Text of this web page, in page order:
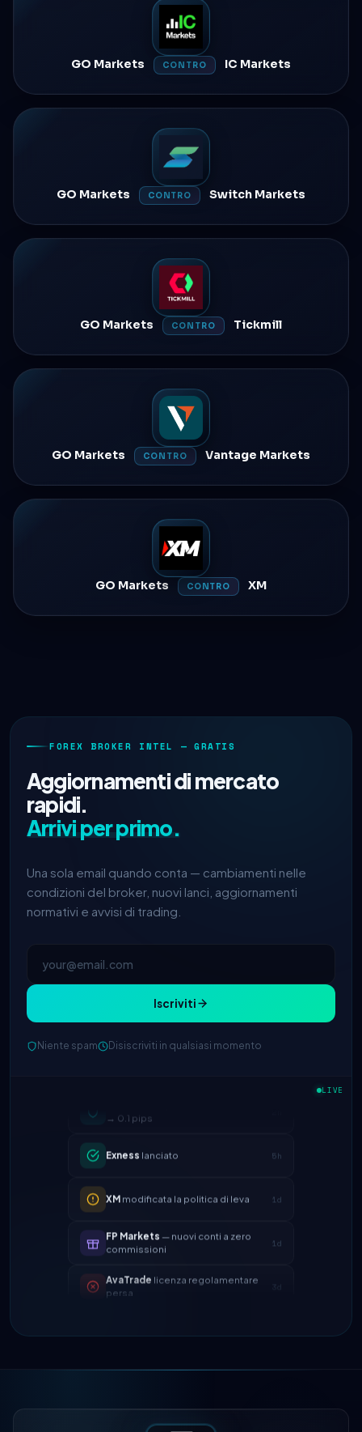
GO Markets CONTRO IC Markets
GO Markets CONTRO Switch Markets
GO Markets CONTRO Tickmill
GO Markets CONTRO Vantage Markets
GO Markets CONTRO XM
FOREX BROKER INTEL — GRATIS
Aggiornamenti di mercato
rapidi.
Arrivi per primo.
Una sola email quando conta — cambiamenti nelle
condizioni del broker, nuovi lanci, aggiornamenti
normativi e avvisi di trading.
Iscriviti
Niente spam Disiscriviti in qualsiasi momento
LIVE
Exness lanciato
— nuovi conti a zero
AvaTradelicenza regolamentare
Tickmill
IC Marketsspread EUR/USD ridotto